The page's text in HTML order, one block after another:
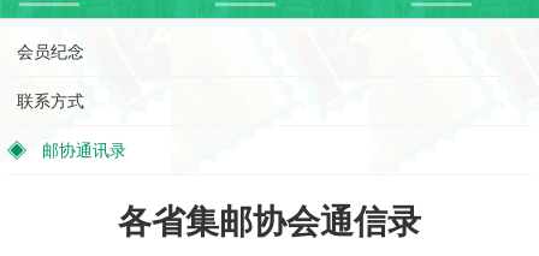
会员纪念
联系方式
邮协通讯录
各省集邮协会通信录